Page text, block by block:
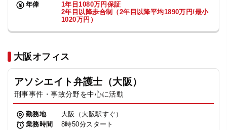
年俸
1年目1080万円保証
2年目以降歩合制（2年目以降平均1890万円/最小
1020万円）
大阪オフィス
アソシエイト弁護士（大阪）
刑事事件・事故分野を中心に活動
勤務地
大阪（大阪駅すぐ）
業務時間
8時50分スタート
相談先情報サイト
法人グループ
プライバシーポリシー 利用規約
TikTok受賞 定義集 動画集